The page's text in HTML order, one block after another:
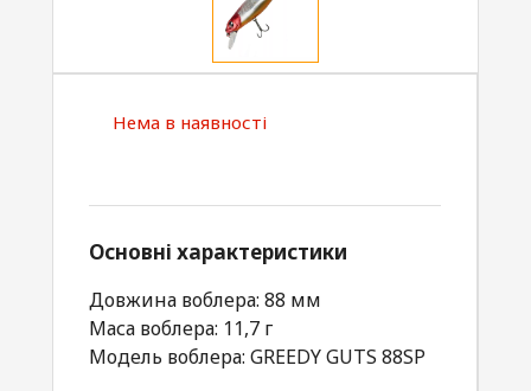
Нема в наявності
Основні характеристики
Довжина воблера: 88 мм
Маса воблера: 11,7 г
Модель воблера: GREEDY GUTS 88SP